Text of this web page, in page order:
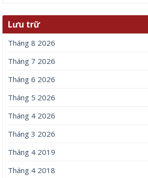
Lưu trữ
Tháng 8 2026
Tháng 7 2026
Tháng 6 2026
Tháng 5 2026
Tháng 4 2026
Tháng 3 2026
Tháng 4 2019
Tháng 4 2018